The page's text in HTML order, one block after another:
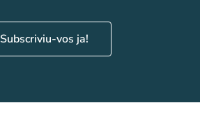
Subscriviu-vos ja!